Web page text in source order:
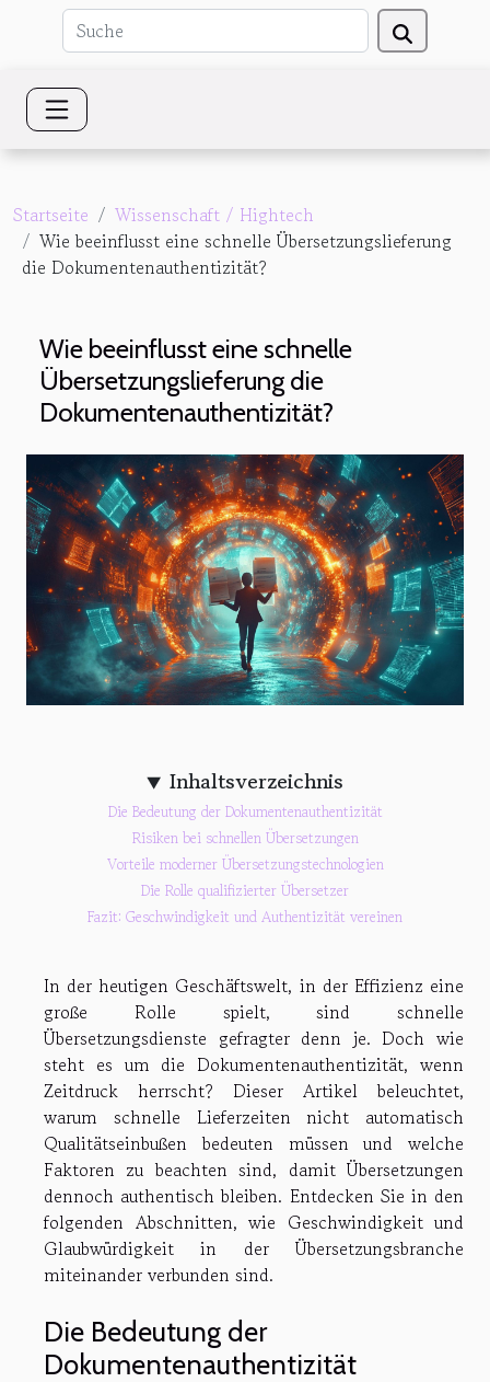
Startseite
Wissenschaft / Hightech
Wie beeinflusst eine schnelle Übersetzungslieferung
die Dokumentenauthentizität?
Wie beeinflusst eine schnelle
Übersetzungslieferung die
Dokumentenauthentizität?
Inhaltsverzeichnis
Die Bedeutung der Dokumentenauthentizität
Risiken bei schnellen Übersetzungen
Vorteile moderner Übersetzungstechnologien
Die Rolle qualifizierter Übersetzer
Fazit: Geschwindigkeit und Authentizität vereinen
In der heutigen Geschäftswelt, in der Effizienz eine
große Rolle spielt, sind schnelle
Übersetzungsdienste gefragter denn je. Doch wie
steht es um die Dokumentenauthentizität, wenn
Zeitdruck herrscht? Dieser Artikel beleuchtet,
warum schnelle Lieferzeiten nicht automatisch
Qualitätseinbußen bedeuten müssen und welche
Faktoren zu beachten sind, damit Übersetzungen
dennoch authentisch bleiben. Entdecken Sie in den
folgenden Abschnitten, wie Geschwindigkeit und
Glaubwürdigkeit in der Übersetzungsbranche
miteinander verbunden sind.
Die Bedeutung der
Dokumentenauthentizität